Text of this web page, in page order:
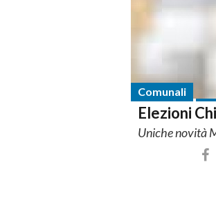
Comunali
Elezioni
Uniche novità